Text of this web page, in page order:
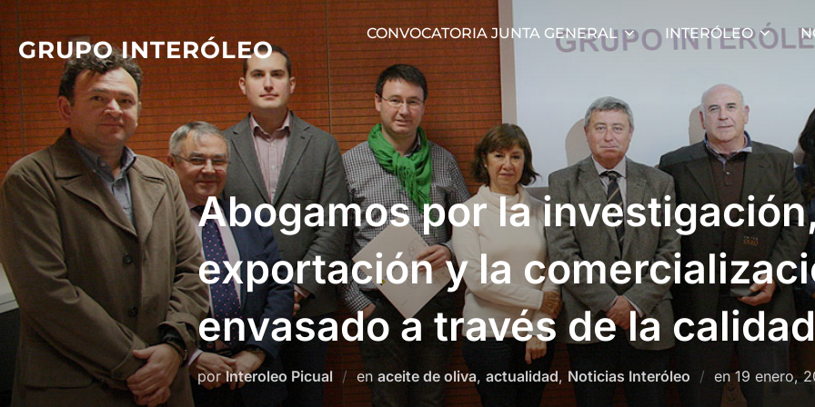
Saltar
al
contenido
GRUPO INTERÓLEO
CONVOCATORIA JUNTA GENERAL INTERÓLEO
Abogamos por la
exportación y la
envasado a través de la calidad
porInteroleo Picual en aceite de oliva, actualidad, Noticias Interóleo enPublicado
el
19 enero,